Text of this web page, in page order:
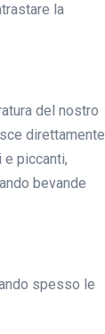
la
del nostro
direttamente
piccanti,
bevande
spesso le